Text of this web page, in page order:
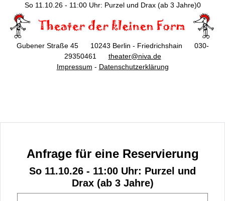
So 11.10.26 - 11:00 Uhr: Purzel und Drax (ab 3 Jahre)0
Gubener Straße 45 10243 Berlin - Friedrichshain 030-
29350461 theater@niva.de
Impressum - Datenschutzerklärung
Anfrage für eine Reservierung
So 11.10.26 - 11:00 Uhr: Purzel und
Drax (ab 3 Jahre)